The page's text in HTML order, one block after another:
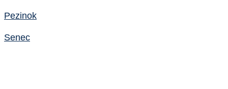
Pezinok
Senec